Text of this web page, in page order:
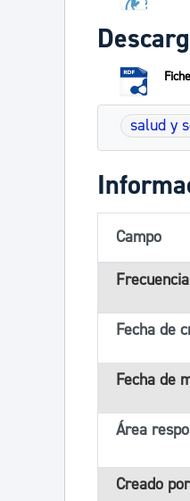
salud y
Campo
Fecha de
Fecha de
Área
Creado por